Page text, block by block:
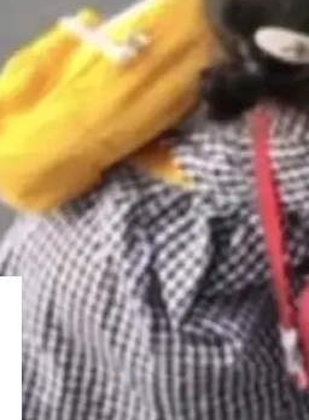
后续腾讯网平将
的高性能通信组
中实现了一
引擎（Engine），
，越来越多企业已
通过调用公有云模
发效率。但随着 AI
向团队级、组织
程中，对安全性、
要求。 首先是数据
普通研发场景，公
效率提升的需求。
数据安全要求较...
发布《2025年人工
中展示人工智能在
底座、行业赋能、
大方向。深信服
功入选！ 随着各行
算力构成形态逐
发生变化：不只是
混合算力时代下，
分利用，以及持
深信服AI算力网关
治理和成本治
算力都看得清、管
全！ 一、从现在开
个时代的结
作者之一。
的作者之一。
席科学家。 Jeff D
，宣布离职。 他
有 Sanjay Ghema
Jeff Dean 二十多
和 Bigtable 的共同
脑核心成员，Se
人）以及 Oriol Vin
布：界面
搜索增强
码智能体，这一轮
」三件事一次补
是杭州无
智能体——一位全
解需求、规划步
挑平台，curl 一行
AI Coding
）
用与价值 在软件工
知识资产的主要载